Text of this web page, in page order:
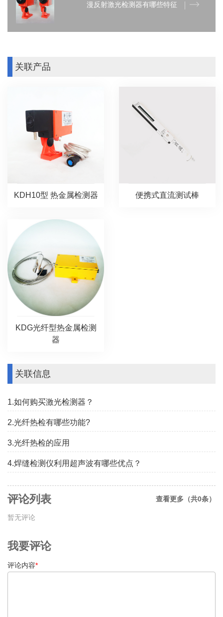
漫反射激光检测器有哪些特征
关联产品
KDH10型 热金属检测器 便携式直流测试棒
KDG光纤型热金属检测
器
关联信息
1.如何购买激光检测器？
2.光纤热检有哪些功能?
3.光纤热检的应用
4.焊缝检测仪利用超声波有哪些优点？
查看更多（共0条）
评论列表
暂无评论
我要评论
评论内容*